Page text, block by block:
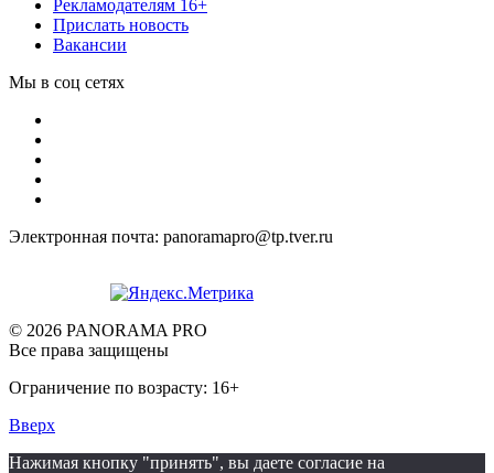
Рекламодателям 16+
Прислать новость
Вакансии
Мы в соц сетях
Электронная почта: panoramapro@tp.tver.ru
© 2026 PANORAMA PRO
Все права защищены
Ограничение по возрасту: 16+
Вверх
Нажимая кнопку "принять", вы даете согласие на